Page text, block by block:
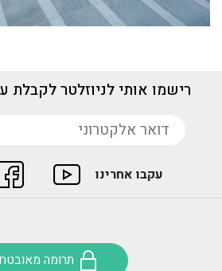
רישמו אותי לניוזלטר לקבלת
עקבו אחרינו
תרומה